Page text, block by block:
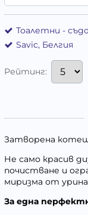
Тоалетни -
Savic, Белгия
Рейтинг:
Затворена
Не само красив
почистване и
миризма от
За една